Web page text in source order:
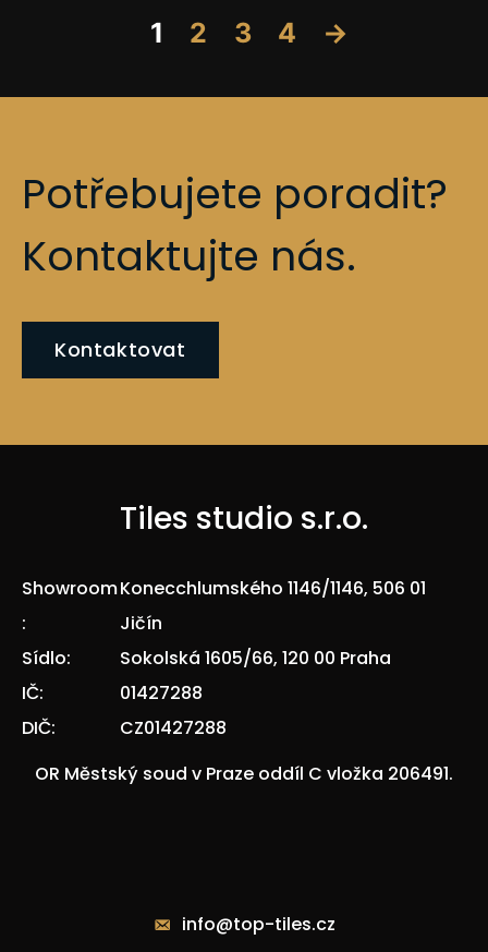
1 2 3 4 →
Potřebujete poradit?
Kontaktujte nás.
Kontaktovat
Tiles studio s.r.o.
Showroom
:
Konecchlumského 1146/1146, 506 01
Jičín
Sídlo:
Sokolská 1605/66, 120 00 Praha
IČ:
01427288
DIČ:
CZ01427288
OR Městský soud v Praze oddíl C vložka 206491.
info@top-tiles.cz